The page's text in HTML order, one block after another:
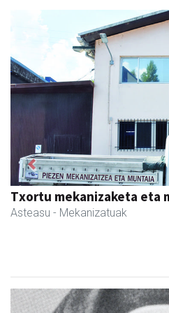
Txortu mekanizaketa eta
Asteasu - Mekanizatuak
Previous